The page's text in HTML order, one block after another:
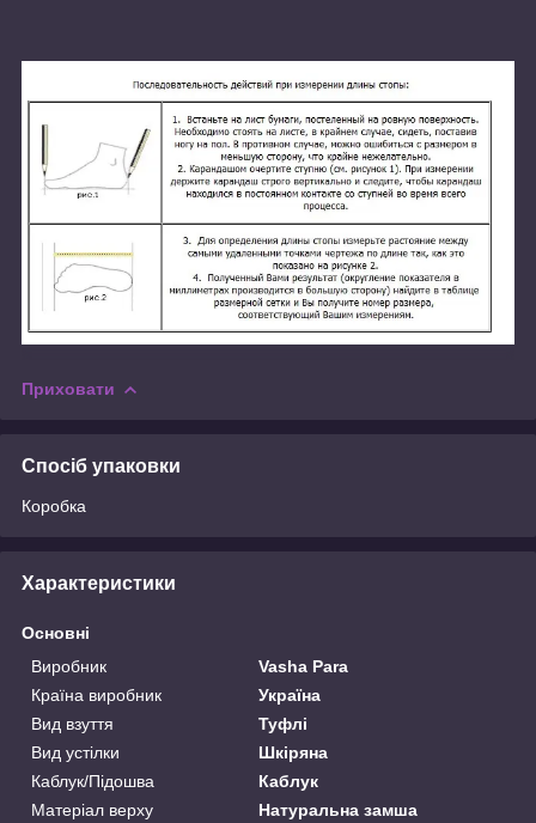
Приховати
Спосіб упаковки
Коробка
Характеристики
Основні
Виробник
Vasha Para
Країна виробник
Україна
Вид взуття
Туфлі
Вид устілки
Шкіряна
Каблук/Підошва
Каблук
Матеріал верху
Натуральна замша